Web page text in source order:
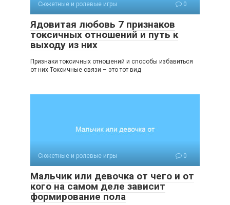
Сюжетные и ролевые игры 0
Ядовитая любовь 7 признаков
токсичных отношений и путь к
выходу из них
Признаки токсичных отношений и способы избавиться
от них Токсичные связи – это тот вид
Сюжетные и ролевые игры 0
Мальчик или девочка от чего и от
кого на самом деле зависит
формирование пола